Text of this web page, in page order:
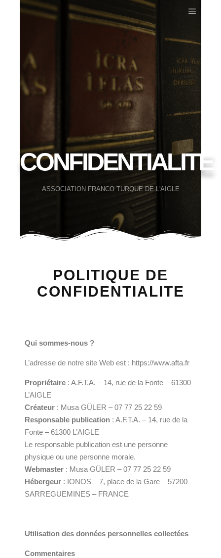
CONFIDENTIALITE
ASSOCIATION FRANCO TURQUE DE L'AIGLE
POLITIQUE DE
CONFIDENTIALITE
Qui sommes-nous ?
L’adresse de notre site Web est : https://www.afta.fr
Propriétaire : A.F.T.A. – 14, rue de la Fonte – 61300
L’AIGLE
Créateur : Musa GÜLER – 07 77 25 22 59
Responsable publication : A.F.T.A. – 14, rue de la
Fonte – 61300 L’AIGLE
Le responsable publication est une personne
physique ou une personne morale.
Webmaster : Musa GÜLER – 07 77 25 22 59
Hébergeur : IONOS – 7, place de la Gare – 57200
SARREGUEMINES – FRANCE
Utilisation des données personnelles collectées
Commentaires